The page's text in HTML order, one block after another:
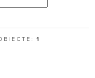
1